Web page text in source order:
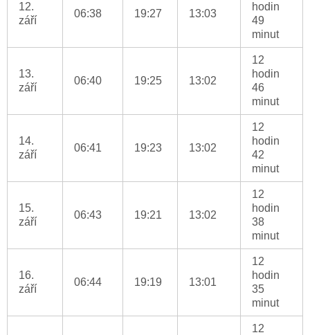
12.
září
06:38 19:27 13:03
hodin
49
minut
13.
září
06:40 19:25 13:02
12
hodin
46
minut
14.
září
06:41 19:23 13:02
12
hodin
42
minut
15.
září
06:43 19:21 13:02
12
hodin
38
minut
16.
září
06:44 19:19 13:01
12
hodin
35
minut
12